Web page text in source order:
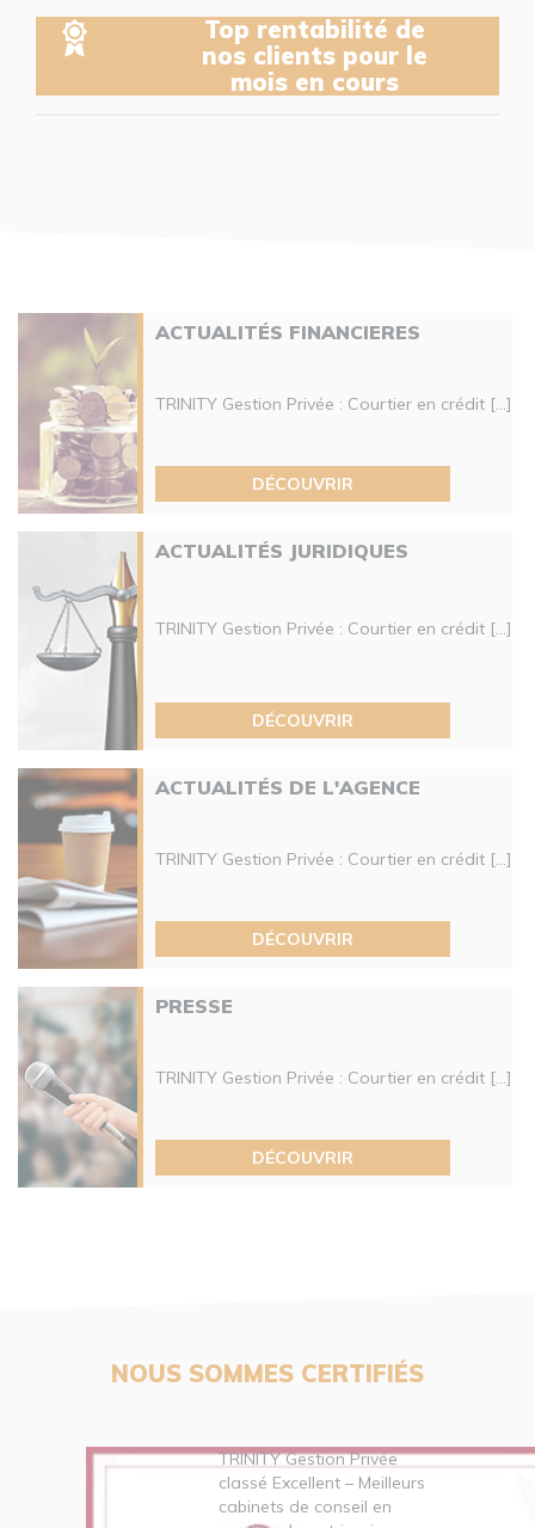
Top rentabilité de
nos clients pour le
mois en cours
ACTUALITÉS FINANCIERES
TRINITY Gestion Privée : Courtier en crédit [...]
DÉCOUVRIR
ACTUALITÉS JURIDIQUES
TRINITY Gestion Privée : Courtier en crédit [...]
DÉCOUVRIR
ACTUALITÉS DE L'AGENCE
TRINITY Gestion Privée : Courtier en crédit [...]
DÉCOUVRIR
PRESSE
TRINITY Gestion Privée : Courtier en crédit [...]
DÉCOUVRIR
NOUS SOMMES CERTIFIÉS
TRINITY Gestion Privée
classé Excellent – Meilleurs
cabinets de conseil en